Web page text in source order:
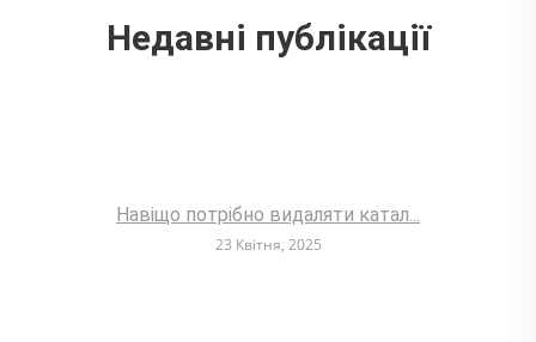
Недавні публікації
Навіщо потрібно видаляти катал...
23 Квітня, 2025